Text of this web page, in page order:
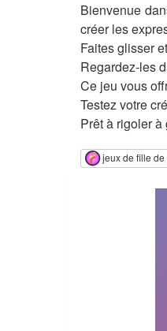
Bienvenue
créer les
Faites glisser
Regardez-les
Ce jeu vous
Testez votre
Prêt à rigoler
jeux de fille de